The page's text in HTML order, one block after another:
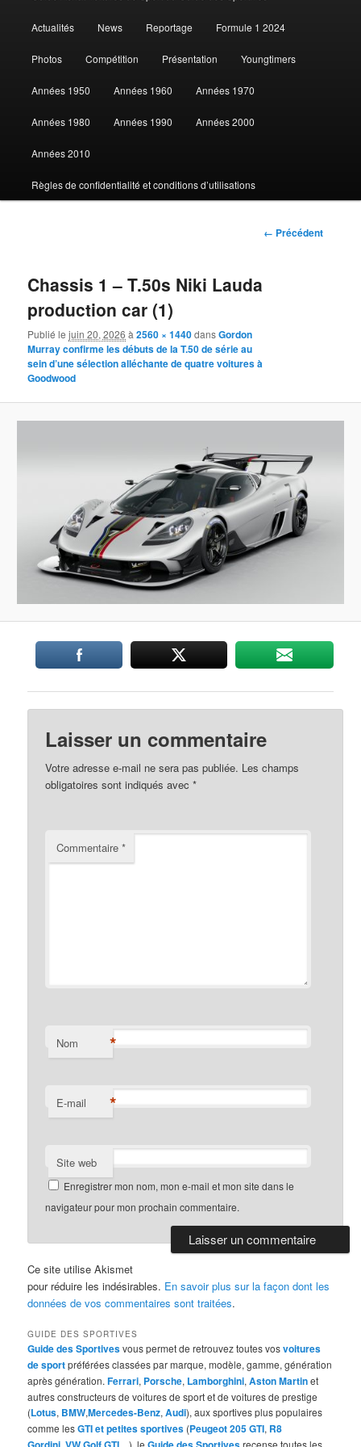
contenu
Actualités News Reportage Formule 1 2024
Photos Compétition Présentation Youngtimers
Années 1950 Années 1960 Années 1970
Années 1980 Années 1990 Années 2000
Années 2010
Règles de confidentialité et conditions d’utilisations
Navigation
← Précédent
Chassis 1 – T.50s Niki Lauda
production car (1)
Publié lejuin 20, 2026 à2560 × 1440dansGordon
Murray confirme les débuts de la T.50 de série au
sein d’une sélection alléchante de quatre voitures à
Goodwood
Laisser un commentaire
Votre adresse e-mail ne sera pas publiée. Les champs
obligatoires sont indiqués avec*
Commentaire*
Nom *
E-mail *
Site web
Enregistrer mon nom, mon e-mail et mon site dans le
navigateur pour mon prochain commentaire.
Ce site utilise Akismet
pour réduire les indésirables. En savoir plus sur la façon dont les
données de vos commentaires sont traitées.
GUIDE DES SPORTIVES
Guide des Sportivesvous permet de retrouvez toutes vosvoitures
de sportpréférées classées par marque, modèle, gamme, génération
après génération.Ferrari, Porsche, Lamborghini,Aston Martinet
autres constructeurs de voitures de sport et de voitures de prestige
(Lotus, BMW,Mercedes-Benz,Audi), aux sportives plus populaires
comme lesGTI et petites sportives (Peugeot 205 GTI, R8